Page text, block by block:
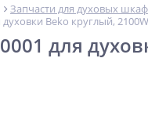
Запчасти для духовых
духовки Beko круглый, 2100W
для